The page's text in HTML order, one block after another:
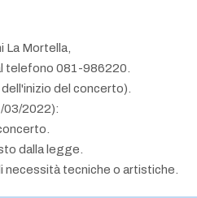
La Mortella,
telefono 081-986220.
del concerto).
03/2022):
dalla legge.
necessità tecniche o artistiche.